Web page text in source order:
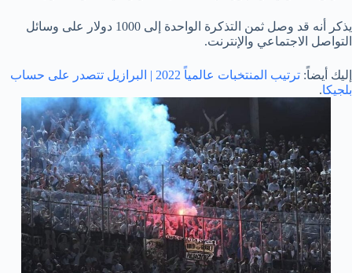
يذكر أنه قد وصل ثمن التذكرة الواحدة إلى 1000 دولار على وسائل
التواصل الاجتماعي والإنترنت.
إليك أيضاً:
ترتيب المنتخبات عالمياً 2022 | البرازيل تتصدر على حساب
بلجيكا.